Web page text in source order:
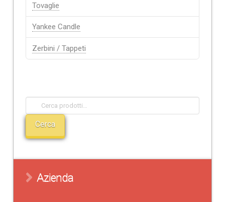
Tovaglie
Yankee Candle
Zerbini / Tappeti
Cerca:
Cerca
Azienda